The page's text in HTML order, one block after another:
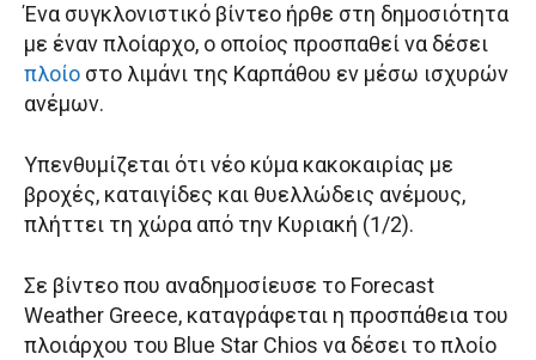
Ένα συγκλονιστικό βίντεο ήρθε στη δημοσιότητα
με έναν πλοίαρχο, ο οποίος προσπαθεί να δέσει
πλοίο στο λιμάνι της Καρπάθου εν μέσω ισχυρών
ανέμων.
Υπενθυμίζεται ότι νέο κύμα κακοκαιρίας με
βροχές, καταιγίδες και θυελλώδεις ανέμους,
πλήττει τη χώρα από την Κυριακή (1/2).
Σε βίντεο που αναδημοσίευσε το Forecast
Weather Greece, καταγράφεται η προσπάθεια του
πλοιάρχου του Blue Star Chios να δέσει το πλοίο